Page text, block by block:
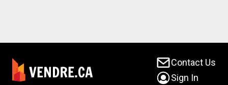
Contact Us
Sign In